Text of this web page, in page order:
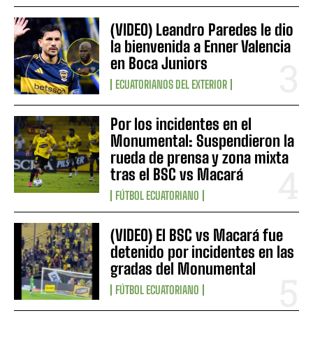
(VIDEO) Leandro Paredes le dio
la bienvenida a Enner Valencia
en Boca Juniors
ECUATORIANOS DEL EXTERIOR
Por los incidentes en el
Monumental: Suspendieron la
rueda de prensa y zona mixta
tras el BSC vs Macará
FÚTBOL ECUATORIANO
(VIDEO) El BSC vs Macará fue
detenido por incidentes en las
gradas del Monumental
FÚTBOL ECUATORIANO